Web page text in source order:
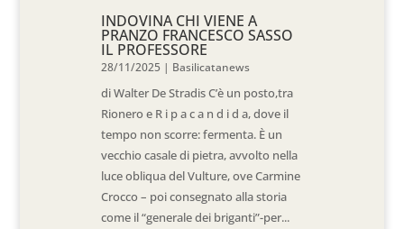
INDOVINA CHI VIENE A
PRANZO FRANCESCO SASSO
IL PROFESSORE
28/11/2025 | Basilicatanews
di Walter De Stradis C’è un posto,tra
Rionero e R i p a c a n d i d a, dove il
tempo non scorre: fermenta. È un
vecchio casale di pietra, avvolto nella
luce obliqua del Vulture, ove Carmine
Crocco – poi consegnato alla storia
come il “generale dei briganti”-per...